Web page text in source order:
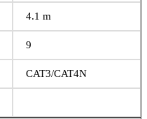
4.1 m
9
CAT3/CAT4N